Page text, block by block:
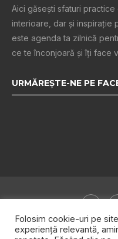
Aici găsești sfaturi
interioare, dar și inspiraţie
este agenda ta zilnică
ce te înconjoară şi îţi face
URMĂREȘTE-NE PE
Folosim cookie-uri pe
experiență relevantă,